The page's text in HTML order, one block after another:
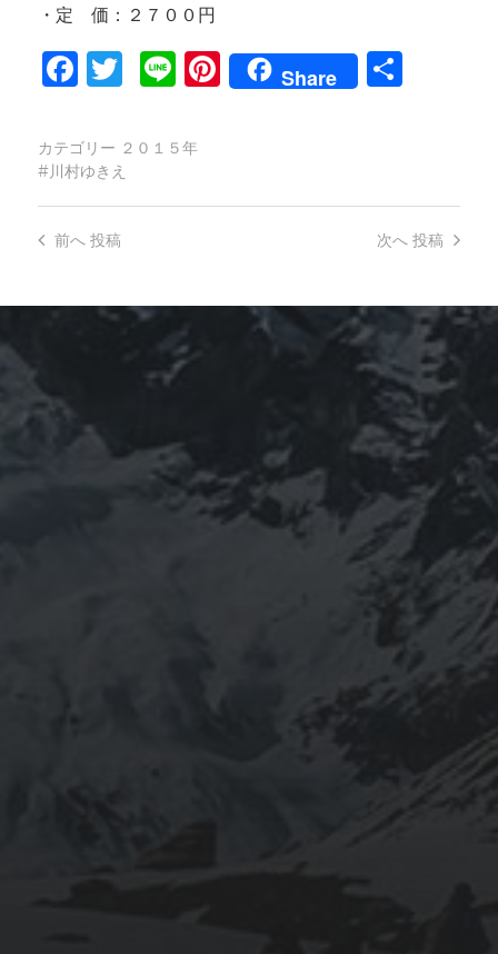
・定 価：２７００円
Facebook
Twitter
LinePinterest
Share
共
カテゴリー ２０１５年
川村ゆきえ
次へ 投稿
前へ投稿